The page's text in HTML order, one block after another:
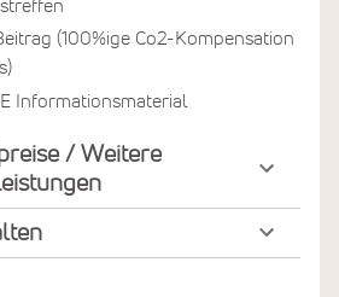
(100%ige Co2-Kompensation
Informationsmaterial
/ Weitere